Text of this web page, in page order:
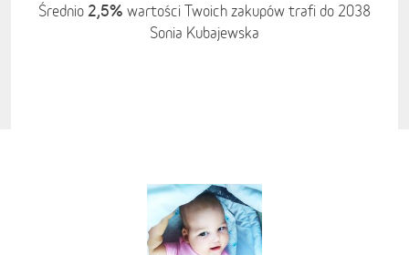
Średnio 2,5% wartości Twoich zakupów trafi do 2038
Sonia Kubajewska